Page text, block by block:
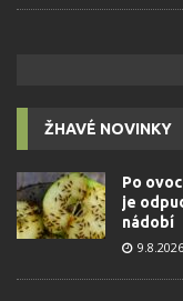
ŽHAVÉ NOVINKY
Po
je
nádobí
9.8.2026